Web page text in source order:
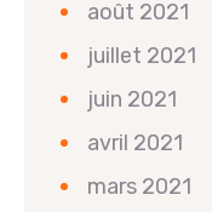
août 2021
juillet 2021
juin 2021
avril 2021
mars 2021